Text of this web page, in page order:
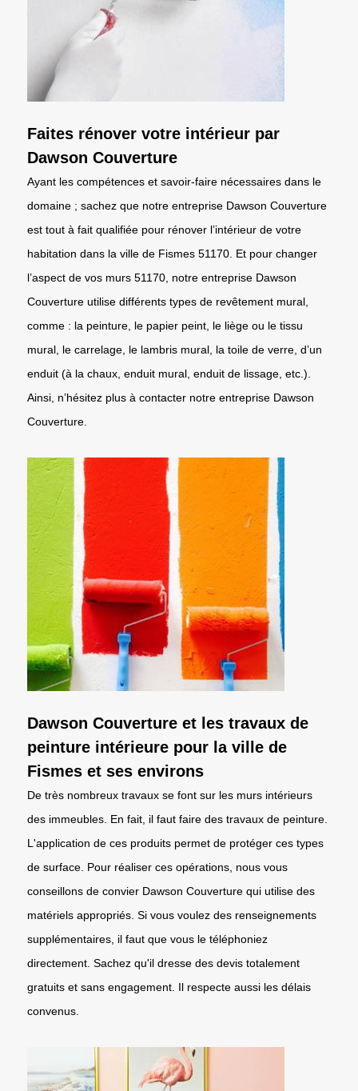
Faites rénover votre intérieur par
Dawson Couverture
Ayant les compétences et savoir-faire nécessaires dans le
domaine ; sachez que notre entreprise Dawson Couverture
est tout à fait qualifiée pour rénover l’intérieur de votre
habitation dans la ville de Fismes 51170. Et pour changer
l’aspect de vos murs 51170, notre entreprise Dawson
Couverture utilise différents types de revêtement mural,
comme : la peinture, le papier peint, le liège ou le tissu
mural, le carrelage, le lambris mural, la toile de verre, d’un
enduit (à la chaux, enduit mural, enduit de lissage, etc.).
Ainsi, n’hésitez plus à contacter notre entreprise Dawson
Couverture.
Dawson Couverture et les travaux de
peinture intérieure pour la ville de
Fismes et ses environs
De très nombreux travaux se font sur les murs intérieurs
des immeubles. En fait, il faut faire des travaux de peinture.
L'application de ces produits permet de protéger ces types
de surface. Pour réaliser ces opérations, nous vous
conseillons de convier Dawson Couverture qui utilise des
matériels appropriés. Si vous voulez des renseignements
supplémentaires, il faut que vous le téléphoniez
directement. Sachez qu'il dresse des devis totalement
gratuits et sans engagement. Il respecte aussi les délais
convenus.